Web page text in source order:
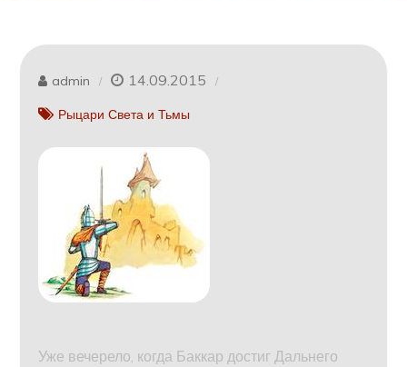
admin 14.09.2015
Рыцари Света и Тьмы
Уже вечерело, когда Баккар достиг Дальнего